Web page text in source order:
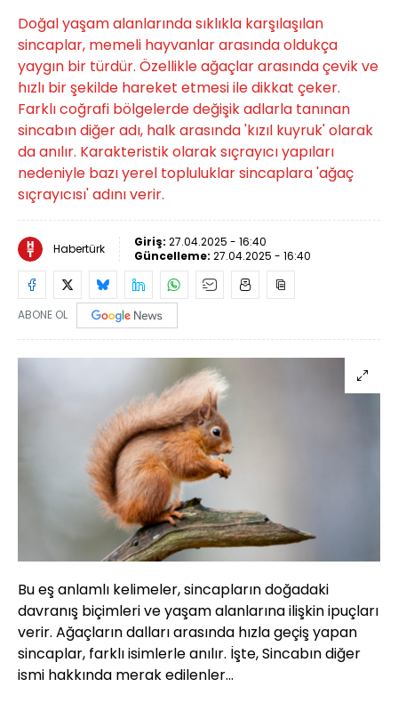
Doğal yaşam alanlarında sıklıkla karşılaşılan
sincaplar, memeli hayvanlar arasında oldukça
yaygın bir türdür. Özellikle ağaçlar arasında çevik ve
hızlı bir şekilde hareket etmesi ile dikkat çeker.
Farklı coğrafi bölgelerde değişik adlarla tanınan
sincabın diğer adı, halk arasında 'kızıl kuyruk' olarak
da anılır. Karakteristik olarak sıçrayıcı yapıları
nedeniyle bazı yerel topluluklar sincaplara 'ağaç
sıçrayıcısı' adını verir.
Habertürk Giriş: 27.04.2025 - 16:40
Güncelleme: 27.04.2025 - 16:40
ABONE OL
Bu eş anlamlı kelimeler, sincapların doğadaki
davranış biçimleri ve yaşam alanlarına ilişkin ipuçları
verir. Ağaçların dalları arasında hızla geçiş yapan
sincaplar, farklı isimlerle anılır. İşte, Sincabın diğer
ismi hakkında merak edilenler…